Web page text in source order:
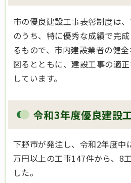
市の優良建設工事表彰制度は
のうち、特に優秀な成績で完
るもので、市内建設業者の健
図るとともに、建設工事の適
しています。
令和3年度優良建設
下野市が発注し、令和2年度中
万円以上の工事147件から、8
した。